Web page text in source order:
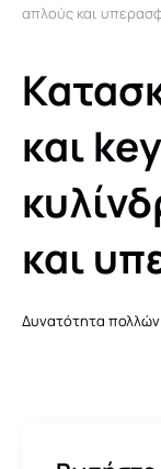
απλούς και
και
και
Δυνατότητα πολλών